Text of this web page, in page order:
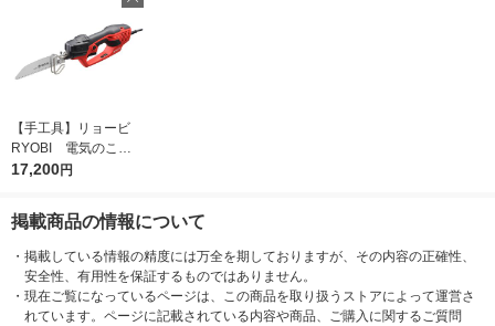
お気に入りに
登録しました
【手工具】リョービ
RYOBI 電気のこぎ
り ASK-1010KT 6
17,200円
掲載商品の情報について
・ 掲載している情報の精度には万全を期しておりますが、その内容の正確性、
安全性、有用性を保証するものではありません。
・ 現在ご覧になっているページは、この商品を取り扱うストアによって運営さ
れています。ページに記載されている内容や商品、ご購入に関するご質問